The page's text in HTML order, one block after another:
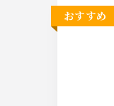
おすすめ